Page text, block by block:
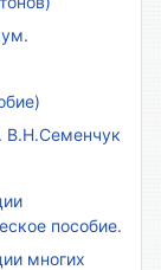
В.Н.Семенчук
пособие.
многих